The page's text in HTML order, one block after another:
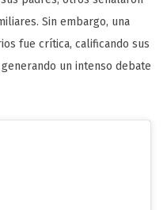
Sin embargo, una
fue crítica, calificando sus
un intenso debate